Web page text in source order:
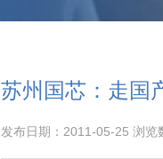
苏州国芯：走国
发布日期：2011-05-25 浏览